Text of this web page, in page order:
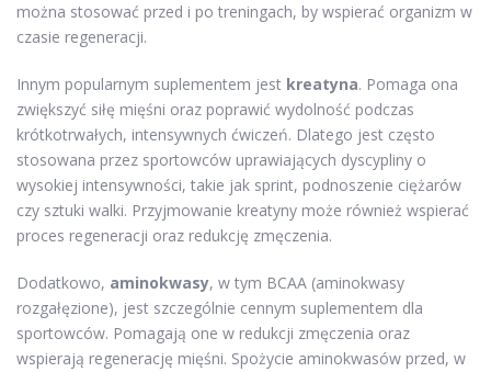
można stosować przed i po treningach, by wspierać organizm w
czasie regeneracji.
Innym popularnym suplementem jest kreatyna. Pomaga ona
zwiększyć siłę mięśni oraz poprawić wydolność podczas
krótkotrwałych, intensywnych ćwiczeń. Dlatego jest często
stosowana przez sportowców uprawiających dyscypliny o
wysokiej intensywności, takie jak sprint, podnoszenie ciężarów
czy sztuki walki. Przyjmowanie kreatyny może również wspierać
proces regeneracji oraz redukcję zmęczenia.
Dodatkowo, aminokwasy, w tym BCAA (aminokwasy
rozgałęzione), jest szczególnie cennym suplementem dla
sportowców. Pomagają one w redukcji zmęczenia oraz
wspierają regenerację mięśni. Spożycie aminokwasów przed, w